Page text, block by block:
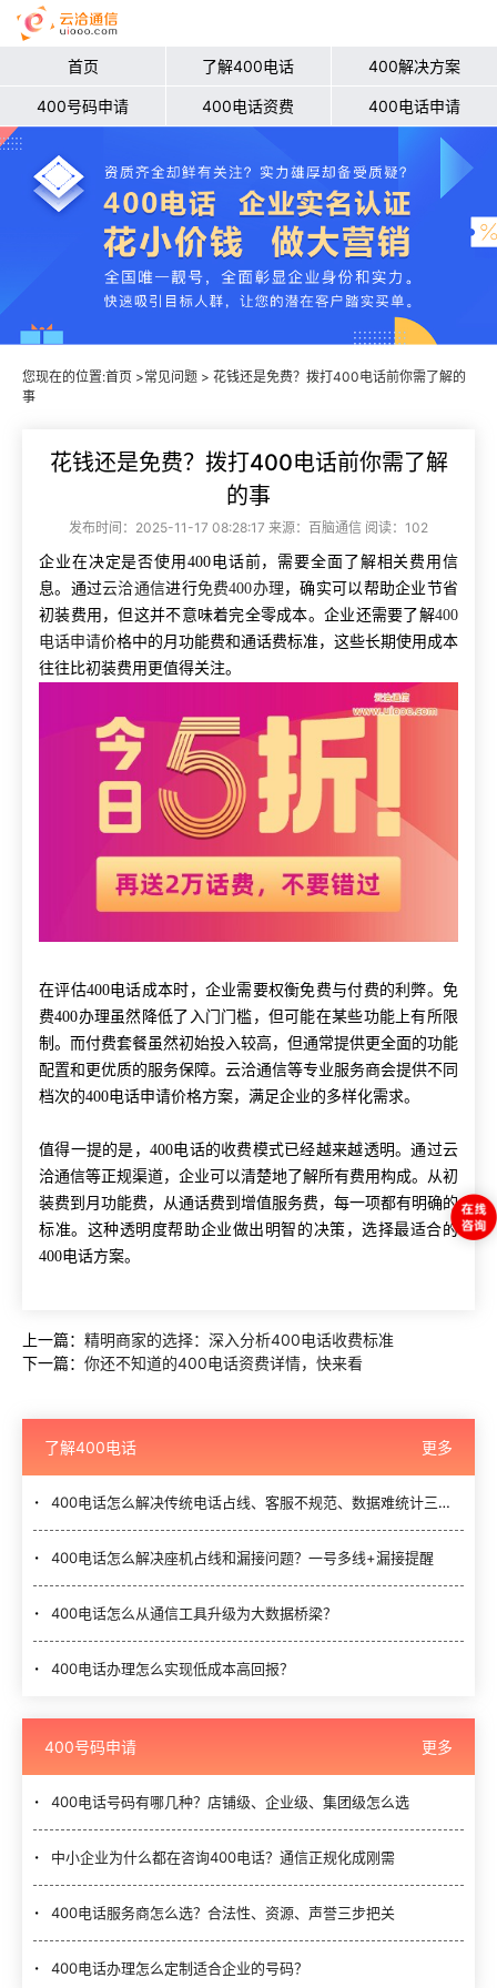
首页 了解400电话 400解决方案
400号码申请 400电话资费 400电话申请
您现在的位置:首页 >常见问题 > 花钱还是免费？拨打400电话前你需了解的
事
花钱还是免费？拨打400电话前你需了解
的事
发布时间：2025-11-17 08:28:17 来源：百脑通信 阅读：102
企业在决定是否使用400电话前，需要全面了解相关费用信
息。通过云洽通信进行免费400办理 ，确实可以帮助企业节省
初装费用，但这并不意味着完全零成本。企业还需要了解400
电话申请价格中的月功能费和通话费标准，这些长期使用成本
往往比初装费用更值得关注。
在评估400电话成本时，企业需要权衡免费与付费的利弊。免
费400办理虽然降低了入门门槛，但可能在某些功能上有所限
制。而付费套餐虽然初始投入较高，但通常提供更全面的功能
配置和更优质的服务保障。云洽通信等专业服务商会提供不同
档次的400电话申请价格方案，满足企业的多样化需求。
值得一提的是，400电话的收费模式已经越来越透明。通过云
洽通信等正规渠道，企业可以清楚地了解所有费用构成。从初
装费到月功能费，从通话费到增值服务费，每一项都有明确的
标准。这种透明度帮助企业做出明智的决策，选择最适合的
400电话方案。
上一篇： 精明商家的选择：深入分析400电话收费标准
下一篇： 你还不知道的400电话资费详情，快来看
了解400电话 更多
400电话怎么解决传统电话占线、客服不规范、数据难统计三大难题？
400电话怎么解决座机占线和漏接问题？一号多线+漏接提醒
400电话怎么从通信工具升级为大数据桥梁？
400电话办理怎么实现低成本高回报？
400号码申请 更多
400电话号码有哪几种？店铺级、企业级、集团级怎么选
中小企业为什么都在咨询400电话？通信正规化成刚需
400电话服务商怎么选？合法性、资源、声誉三步把关
400电话办理怎么定制适合企业的号码？